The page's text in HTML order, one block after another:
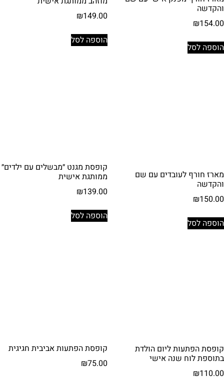
והקדשה
₪154.00
הוספה לסל
₪149.00
הוספה לסל
מארז חורף לעובדים עם שם
והקדשה
₪150.00
הוספה לסל
קופסת מגנט ״מבשלים עם ילדים״
ממותגת אישית
₪139.00
הוספה לסל
קופסת הפתעות ליום הולדת
בתוספת לוח שנה אישי
₪110.00
קופסת הפתעות אביבית חגיגית
₪75.00